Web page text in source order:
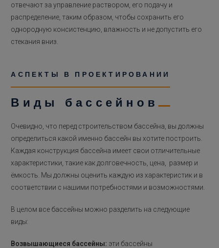
отвечают за управление раствором, его подачу и
распределение, таким образом, чтобы сохранить его
однородную консистенцию, влажность и не допустить его
стекания вниз.
АСПЕКТЫ В ПРОЕКТИРОВАНИИ
Виды бассейнов
Очевидно, что перед строительством бассейна, вы должны
определиться какой именно бассейн вы хотите построить.
Каждая конструкция бассейна имеет свои отличительные
характеристики, такие как долговечность, цена, размер и
ёмкость. Мы должны оценить каждую из характеристик и в
соответствии с нашими потребностями и возможностями.
В целом все бассейны можно разделить на следующие
виды:
Возвышающиеся бассейны: эти бассейны